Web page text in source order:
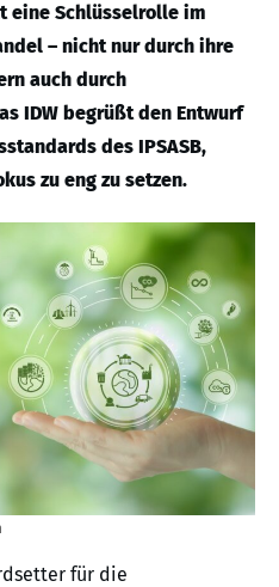
eine Schlüsselrolle im
– nicht nur durch ihre
auch durch
IDW begrüßt den Entwurf
des IPSASB,
zu eng zu setzen.
für die